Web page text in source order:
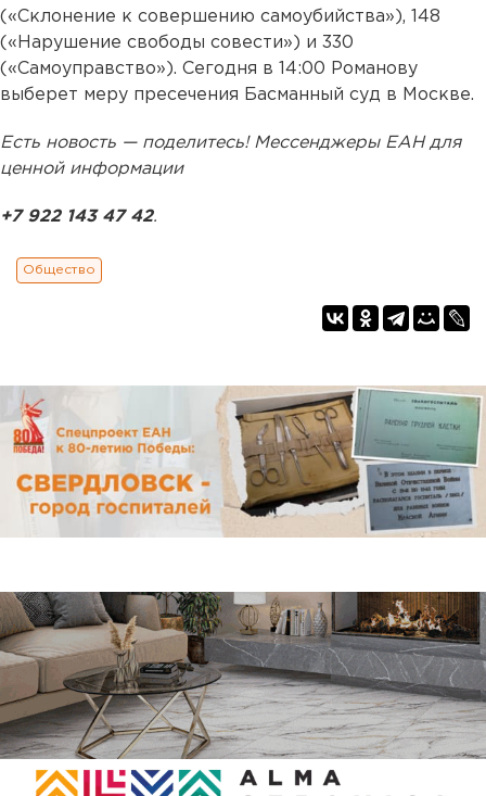
(«Склонение к совершению самоубийства»), 148
(«Нарушение свободы совести») и 330
(«Самоуправство»). Сегодня в 14:00 Романову
выберет меру пресечения Басманный суд в Москве.
Есть новость — поделитесь! Мессенджеры ЕАН для
ценной информации
+7 922 143 47 42.
Общество